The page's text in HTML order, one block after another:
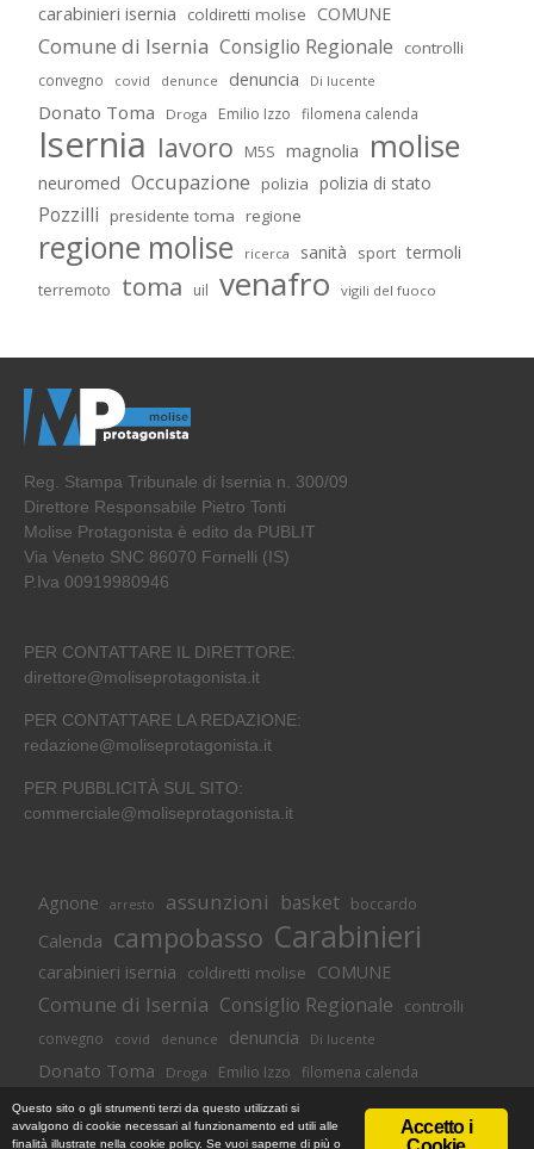
carabinieri isernia coldiretti molise COMUNE
Comune di Isernia Consiglio Regionale controlli
convegno covid denunce denuncia Di lucente
Donato Toma Droga Emilio Izzo filomena calenda
Isernia lavoro M5S magnolia molise
neuromed Occupazione polizia polizia di stato
Pozzilli presidente toma regione
regione molise ricerca sanità sport termoli
terremoto toma uil venafro vigili del fuoco
Reg. Stampa Tribunale di Isernia n. 300/09
Direttore Responsabile Pietro Tonti
Molise Protagonista è edito da PUBLIT
Via Veneto SNC 86070 Fornelli (IS)
P.Iva 00919980946
PER CONTATTARE IL DIRETTORE:
direttore@moliseprotagonista.it
PER CONTATTARE LA REDAZIONE:
redazione@moliseprotagonista.it
PER PUBBLICITÀ SUL SITO:
commerciale@moliseprotagonista.it
Agnone arresto assunzioni basket boccardo
Calenda campobasso Carabinieri
carabinieri isernia coldiretti molise COMUNE
Comune di Isernia Consiglio Regionale controlli
convegno covid denunce denuncia Di lucente
Donato Toma Droga Emilio Izzo filomena calenda
Isernia lavoro M5S magnolia molise
neuromed Occupazione polizia polizia di stato
Accetto i
Questo sito o gli strumenti terzi da questo utilizzati si
avvalgono di cookie necessari al funzionamento ed utili alle
finalità illustrate nella cookie policy. Se vuoi saperne di più o